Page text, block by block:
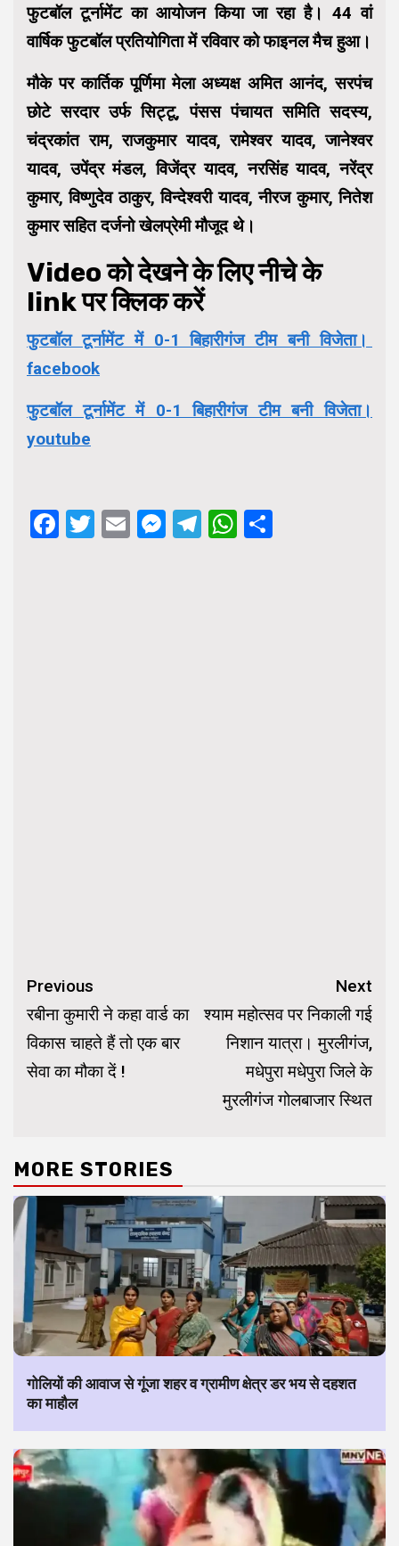
फुटबॉल टूर्नामेंट का आयोजन किया जा रहा है। 44 वां
वार्षिक फुटबॉल प्रतियोगिता में रविवार को फाइनल मैच हुआ।
मौके पर कार्तिक पूर्णिमा मेला अध्यक्ष अमित आनंद, सरपंच
छोटे सरदार उर्फ सिट्टू, पंसस पंचायत समिति सदस्य,
चंद्रकांत राम, राजकुमार यादव, रामेश्वर यादव, जानेश्वर
यादव, उपेंद्र मंडल, विजेंद्र यादव, नरसिंह यादव, नरेंद्र
कुमार, विष्णुदेव ठाकुर, विन्देश्वरी यादव, नीरज कुमार, नितेश
कुमार सहित दर्जनो खेलप्रेमी मौजूद थे।
Video को देखने के लिए नीचे के
link पर क्लिक करें
फुटबॉल टूर्नामेंट में 0-1 बिहारीगंज टीम बनी विजेता।
facebook
फुटबॉल टूर्नामेंट में 0-1 बिहारीगंज टीम बनी विजेता।
youtube
Facebook
Twitter
EmailMessenger
Telegram
WhatsApp
Continue
Reading
Previous
रबीना कुमारी ने कहा वार्ड का
विकास चाहते हैं तो एक बार
सेवा का मौका दें !
Next
श्याम महोत्सव पर निकाली गई
निशान यात्रा। मुरलीगंज,
मधेपुरा मधेपुरा जिले के
मुरलीगंज गोलबाजार स्थित
MORE STORIES
गोलियों की आवाज से गूंजा शहर व ग्रामीण क्षेत्र डर भय से दहशत
का माहौल